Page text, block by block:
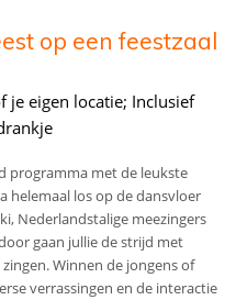
op een feestzaal
je eigen locatie; Inclusief
programma met de leukste
helemaal los op de dansvloer
Nederlandstalige meezingers
gaan jullie de strijd met
Winnen de jongens of
verrassingen en de interactie